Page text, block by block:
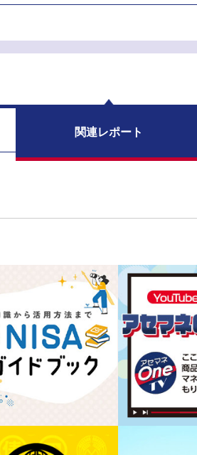
関連レポート